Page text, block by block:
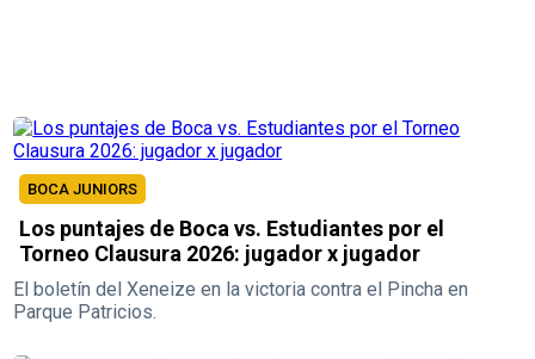
BOCA JUNIORS
Los puntajes de Boca vs. Estudiantes por el
Torneo Clausura 2026: jugador x jugador
El boletín del Xeneize en la victoria contra el Pincha en
Parque Patricios.